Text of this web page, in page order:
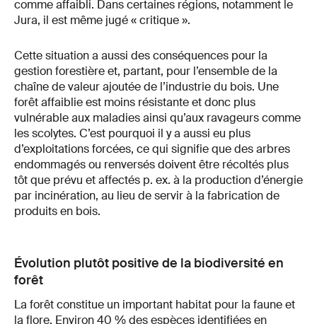
comme affaibli. Dans certaines régions, notamment le
Jura, il est même jugé « critique ».
Cette situation a aussi des conséquences pour la
gestion forestière et, partant, pour l’ensemble de la
chaîne de valeur ajoutée de l’industrie du bois. Une
forêt affaiblie est moins résistante et donc plus
vulnérable aux maladies ainsi qu’aux ravageurs comme
les scolytes. C’est pourquoi il y a aussi eu plus
d’exploitations forcées, ce qui signifie que des arbres
endommagés ou renversés doivent être récoltés plus
tôt que prévu et affectés p. ex. à la production d’énergie
par incinération, au lieu de servir à la fabrication de
produits en bois.
Évolution plutôt positive de la biodiversité en
forêt
La forêt constitue un important habitat pour la faune et
la flore. Environ 40 % des espèces identifiées en